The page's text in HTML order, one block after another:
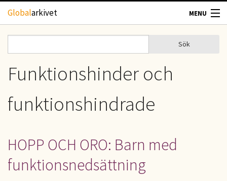
Hoppa till huvudinnehåll
Globalarkivet MENU
TIDSKRIFTER
GEOGRAFI
OM OSS
Sökformulär
Sök
Funktionshinder och
funktionshindrade
HOPP OCH ORO: Barn med
funktionsnedsättning